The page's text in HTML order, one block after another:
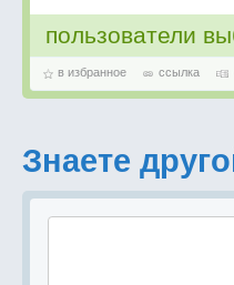
пользователи
в избранное ссылка
Знаете